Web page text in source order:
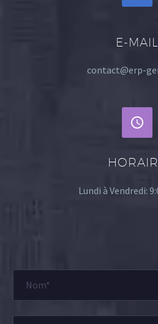
E-MAIL
contact@erp-


Lundi à Vendredi: